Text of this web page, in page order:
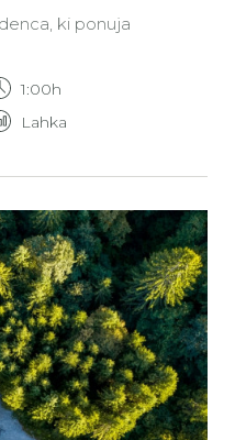
ki ponuja
1:00h
Lahka